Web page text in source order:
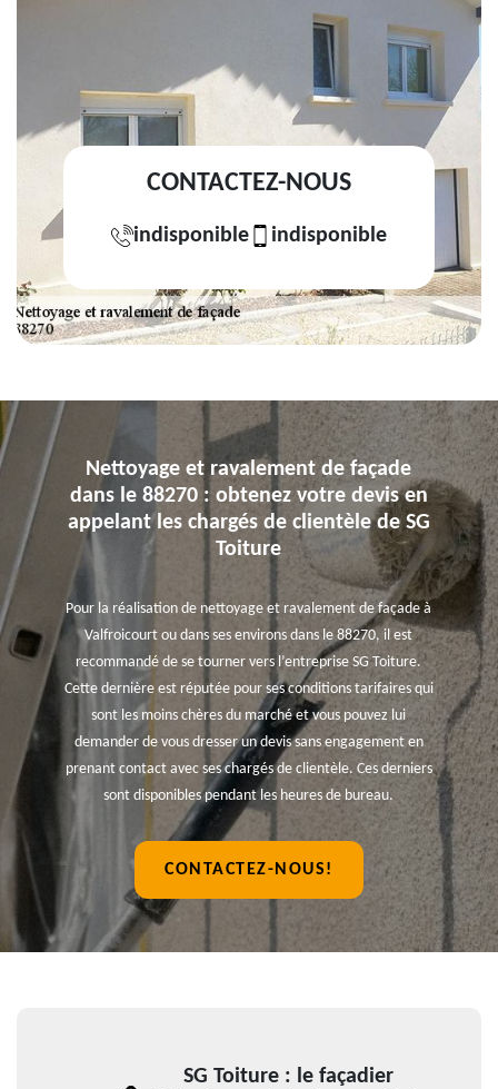
CONTACTEZ-NOUS
indisponible indisponible
Nettoyage et ravalement de façade
dans le 88270 : obtenez votre devis en
appelant les chargés de clientèle de SG
Toiture
Pour la réalisation de nettoyage et ravalement de façade à
Valfroicourt ou dans ses environs dans le 88270, il est
recommandé de se tourner vers l’entreprise SG Toiture.
Cette dernière est réputée pour ses conditions tarifaires qui
sont les moins chères du marché et vous pouvez lui
demander de vous dresser un devis sans engagement en
prenant contact avec ses chargés de clientèle. Ces derniers
sont disponibles pendant les heures de bureau.
CONTACTEZ-NOUS!
SG Toiture : le façadier